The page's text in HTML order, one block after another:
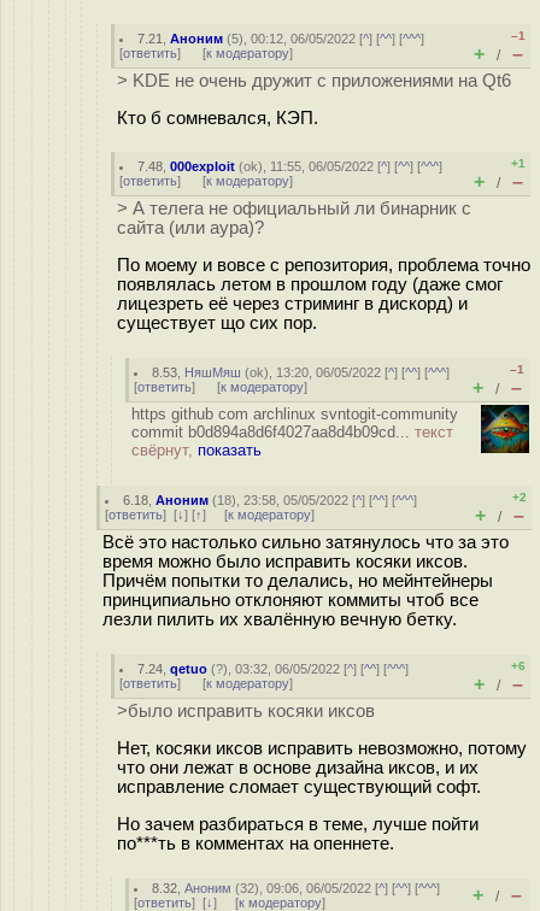
7.21 ,Аноним (5), 00:12, 06/05/2022 [^] [^^] [^^^]
[ответить] [к модератору]
–1
+ / –
> KDE не очень дружит с приложениями на Qt6
Кто б сомневался, КЭП.
7.48 ,000exploit (ok), 11:55, 06/05/2022 [^] [^^] [^^^]
[ответить] [к модератору]
+1
+ / –
> А телега не официальный ли бинарник с
сайта (или аура)?
По моему и вовсе с репозитория, проблема точно
появлялась летом в прошлом году (даже смог
лицезреть её через стриминг в дискорд) и
существует що сих пор.
8.53 НяшМяш (ok), 13:20, 06/05/2022 [^] [^^] [^^^]
[ответить] [к модератору]
–1
+ / –
https github com archlinux svntogit-community
commit b0d894a8d6f4027aa8d4b09cd... текст
свёрнут, показать
6.18 ,Аноним (18), 23:58, 05/05/2022 [^] [^^] [^^^]
[ответить] [↓] [↑] [к модератору]
+2
+ / –
Всё это настолько сильно затянулось что за это
время можно было исправить косяки иксов.
Причём попытки то делались, но мейнтейнеры
принципиально отклоняют коммиты чтоб все
лезли пилить их хвалённую вечную бетку.
7.24 ,qetuo (?), 03:32, 06/05/2022 [^] [^^] [^^^]
[ответить] [к модератору]
+6
+ / –
>было исправить косяки иксов
Нет, косяки иксов исправить невозможно, потому
что они лежат в основе дизайна иксов, и их
исправление сломает существующий софт.
Но зачем разбираться в теме, лучше пойти
по***ть в комментах на опеннете.
8.32 ,Аноним (32), 09:06, 06/05/2022 [^] [^^] [^^^]
[ответить] [↓] [к модератору] + / –